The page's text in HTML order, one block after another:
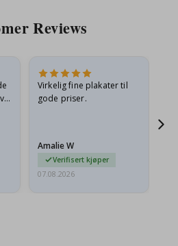
Reviews
Virkelig fine plakater til
gode priser.
Amalie W
Verifisert kjøper
07.08.2026